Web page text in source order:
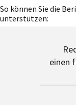
So können Sie die
unterstützen:
einen